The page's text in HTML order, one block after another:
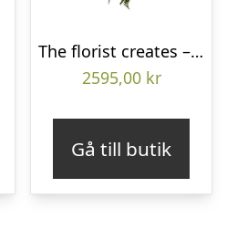
The florist creates – Funeral heart
2595,00 kr
Gå till butik